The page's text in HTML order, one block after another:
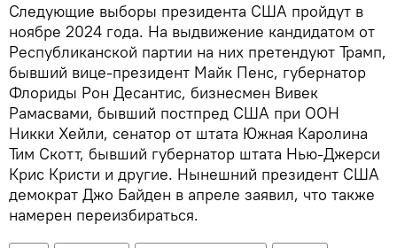
Следующие выборы президента США пройдут в
ноябре 2024 года. На выдвижение кандидатом от
Республиканской партии на них претендуют Трамп,
бывший вице-президент Майк Пенс, губернатор
Флориды Рон Десантис, бизнесмен Вивек
Рамасвами, бывший постпред США при ООН
Никки Хейли, сенатор от штата Южная Каролина
Тим Скотт, бывший губернатор штата Нью-Джерси
Крис Кристи и другие. Нынешний президент США
демократ Джо Байден в апреле заявил, что также
намерен переизбираться.